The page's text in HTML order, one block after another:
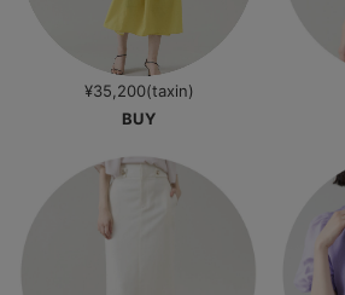
¥35,200(taxin)
BUY